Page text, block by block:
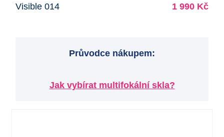
Visible 014 1 990 Kč
Průvodce nákupem:
Jak vybírat multifokální skla?